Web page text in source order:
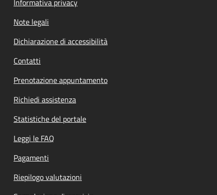
Note legali
Dichiarazione di accessibilità
Contatti
Prenotazione appuntamento
Richiedi assistenza
Statistiche del portale
Leggi le FAQ
Pagamenti
Riepilogo valutazioni